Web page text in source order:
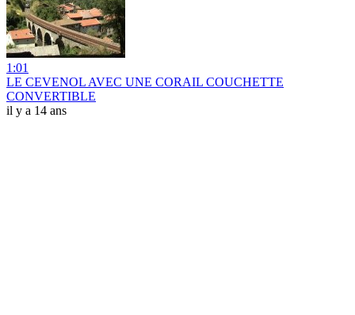
1:01
LE CEVENOL AVEC UNE CORAIL COUCHETTE
CONVERTIBLE
il y a 14 ans